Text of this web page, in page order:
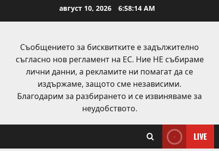
август 10, 2026 6:58:15 AM
Съобщението за бисквитките е задължително
съгласно нов регламент на ЕС. Ние НЕ събираме
лични данни, а рекламите ни помагат да се
издържаме, защото сме независими.
Благодарим за разбирането и се извиняваме за
неудобството.
LIVE